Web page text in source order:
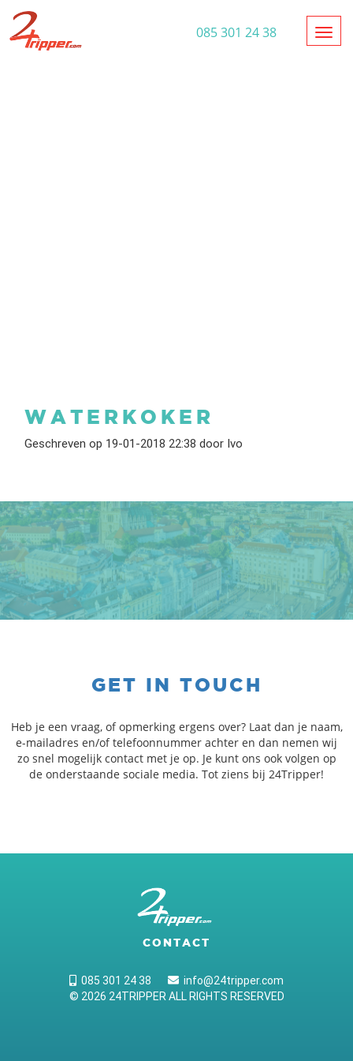
085 301 24 38
WATERKOKER
Geschreven op 19-01-2018 22:38 door Ivo
GET IN TOUCH
Heb je een vraag, of opmerking ergens over? Laat dan je naam,
e-mailadres en/of telefoonnummer achter en dan nemen wij
zo snel mogelijk contact met je op. Je kunt ons ook volgen op
de onderstaande sociale media. Tot ziens bij 24Tripper!
CONTACT
085 301 24 38
info@24tripper.com
© 2026 24TRIPPER ALL RIGHTS RESERVED